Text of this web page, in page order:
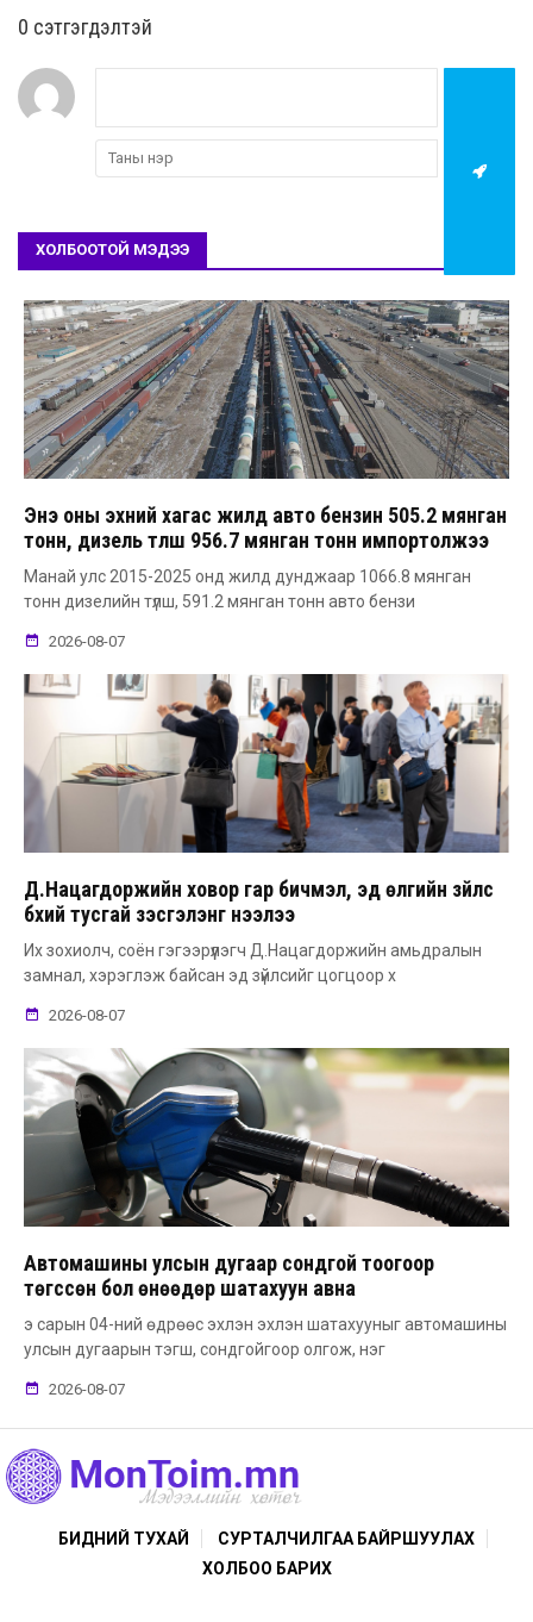
0 cэтгэгдэлтэй
ХОЛБООТОЙ МЭДЭЭ
Энэ оны эхний хагас жилд авто бензин 505.2 мянган
тонн, дизель түлш 956.7 мянган тонн импортолжээ
Манай улс 2015-2025 онд жилд дунджаар 1066.8 мянган
тонн дизелийн түлш, 591.2 мянган тонн авто бензи
2026-08-07
Д.Нацагдоржийн ховор гар бичмэл, эд өлгийн зүйлс
бүхий тусгай үзэсгэлэнг нээлээ
Их зохиолч, соён гэгээрүүлэгч Д.Нацагдоржийн амьдралын
замнал, хэрэглэж байсан эд зүйлсийг цогцоор х
2026-08-07
Автомашины улсын дугаар сондгой тоогоор
төгссөн бол өнөөдөр шатахуун авна
э сарын 04-ний өдрөөс эхлэн эхлэн шатахууныг автомашины
улсын дугаарын тэгш, сондгойгоор олгож, нэг
2026-08-07
БИДНИЙ ТУХАЙ
СУРТАЛЧИЛГАА БАЙРШУУЛАХ
ХОЛБОО БАРИХ